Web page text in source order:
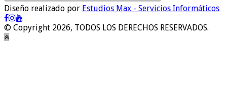
Diseño realizado por Estudios Max - Servicios Informáticos
© Copyright 2026, TODOS LOS DERECHOS RESERVADOS.